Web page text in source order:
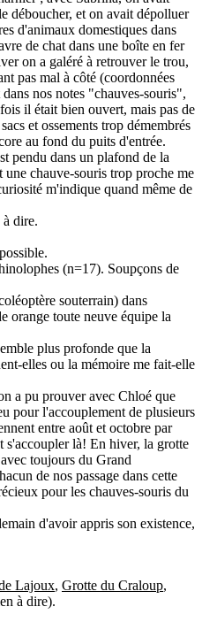
déboucher, et on avait dépolluer
d'animaux domestiques dans
de chat dans une boîte en fer
on a galéré à retrouver le trou,
pas mal à côté (coordonnées
nos notes "chauves-souris",
il était bien ouvert, mais pas de
et ossements trop démembrés
au fond du puits d'entrée.
pendu dans un plafond de la
une chauve-souris trop proche me
m'indique quand même de
à dire.
(n=17). Soupçons de
souterrain) dans
orange toute neuve équipe la
plus profonde que la
elles ou la mémoire me fait-elle
a pu prouver avec Chloé que
pour l'accouplement de plusieurs
entre août et octobre par
s'accoupler là! En hiver, la grotte
toujours du Grand
de nos passage dans cette
pour les chauves-souris du
d'avoir appris son existence,
Lajoux, Grotte du Craloup,
à dire).